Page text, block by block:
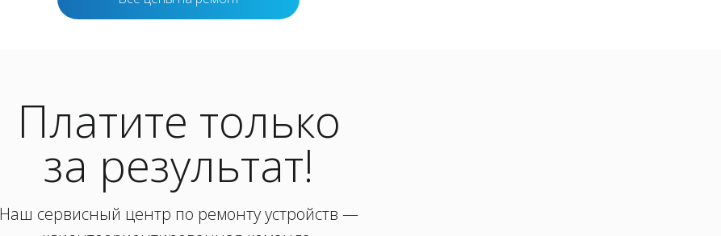
Платите только
за результат!
Наш сервисный центр по ремонту устройств —